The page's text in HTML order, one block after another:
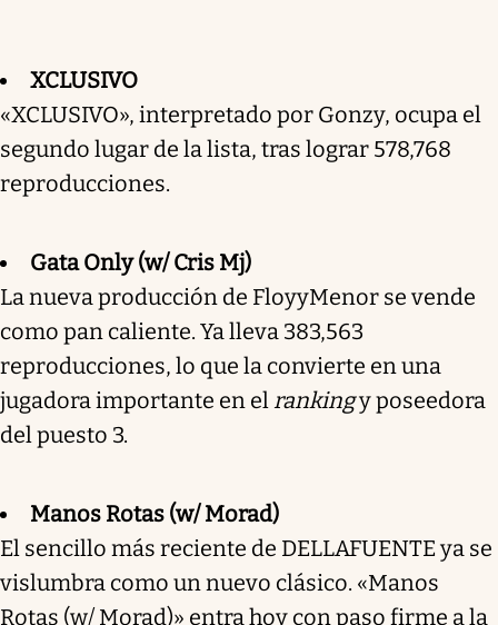
XCLUSIVO
«XCLUSIVO», interpretado por Gonzy, ocupa el
segundo lugar de la lista, tras lograr 578,768
reproducciones.
Gata Only (w/ Cris Mj)
La nueva producción de FloyyMenor se vende
como pan caliente. Ya lleva 383,563
reproducciones, lo que la convierte en una
jugadora importante en elrankingy poseedora
del puesto 3.
Manos Rotas (w/ Morad)
El sencillo más reciente de DELLAFUENTE ya se
vislumbra como un nuevo clásico. «Manos
Rotas (w/ Morad)» entra hoy con paso firme a la